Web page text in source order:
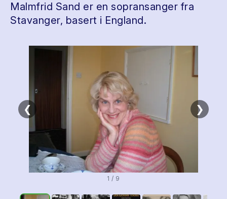
Malmfrid Sand er en sopransanger fra
Stavanger, basert i England.
❮ ❯
1 / 9